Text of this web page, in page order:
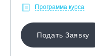
Программа курса
Подать Заявку